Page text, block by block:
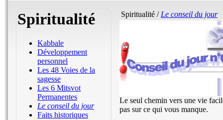
Spiritualité
Kabbale
Développement
personnel
Les 48 Voies de la
sagesse
Les 6 Mitsvot
Permanentes
Le conseil du jour
Faits historiques
Spiritualité / Le conseil du jour
Le seul chemin vers une vie
pas sur ce qui vous manque.